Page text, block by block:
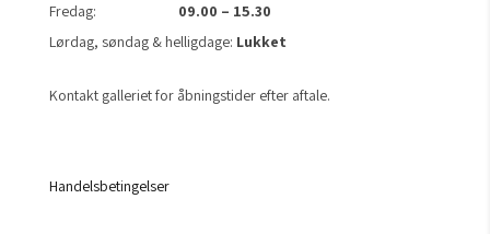
Fredag: 09.00 – 15.30
Lørdag, søndag & helligdage: Lukket
Kontakt galleriet for åbningstider efter aftale.
Handelsbetingelser